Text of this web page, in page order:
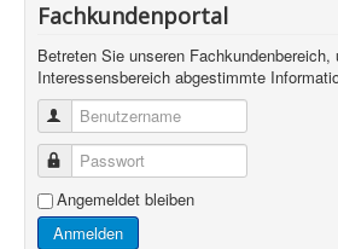
Fachkundenportal
Betreten Sie unseren Fachkundenbereich,
Interessensbereich abgestimmte
Benutzername
Passwort
Angemeldet bleiben
Anmelden